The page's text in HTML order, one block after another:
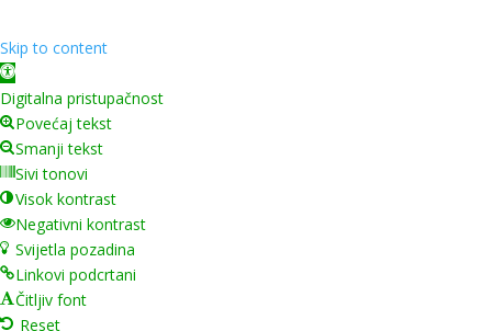
Skip to content
Open toolbar
Digitalna pristupačnost
Povećaj tekst
Smanji tekst
Sivi tonovi
Visok kontrast
Negativni kontrast
Svijetla pozadina
Linkovi podcrtani
Čitljiv font
Reset